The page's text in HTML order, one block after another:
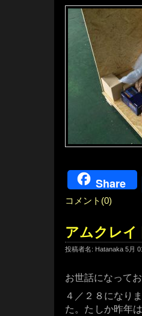
Share
コメント(0)
アムクレ
投稿者名: Hatanaka 5月
お世話になって
４／２８になり
た。たしか昨年